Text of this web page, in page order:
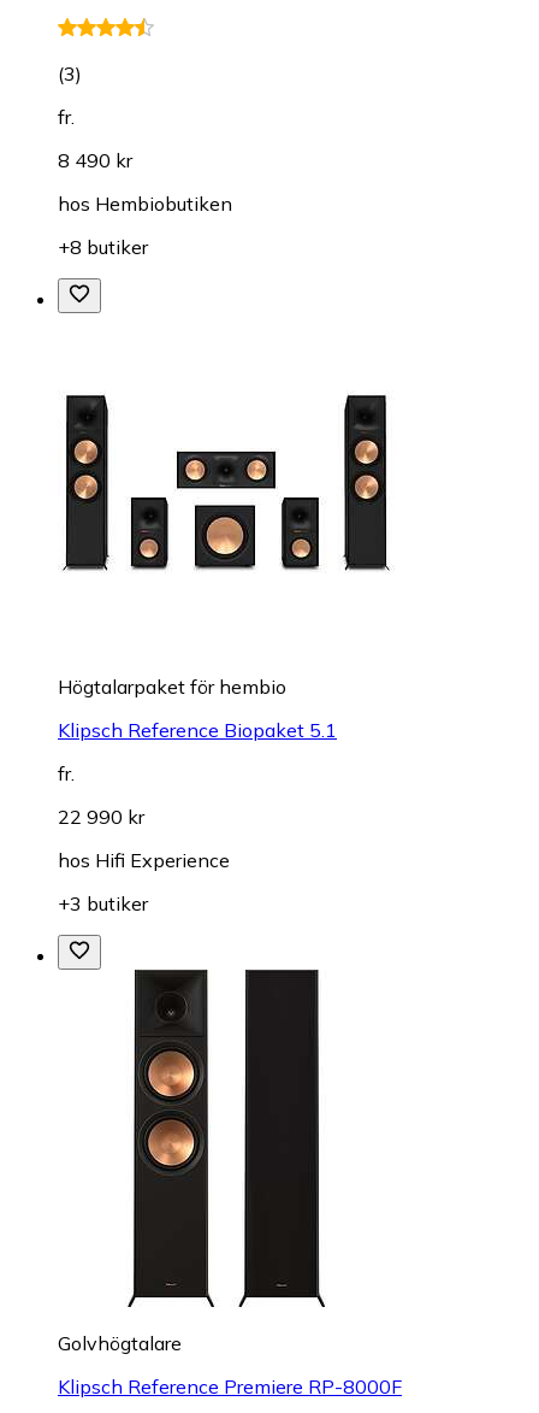
(3)
fr.
8 490 kr
hos Hembiobutiken
+8 butiker
Högtalarpaket för hembio
Klipsch Reference Biopaket 5.1
fr.
22 990 kr
hos Hifi Experience
+3 butiker
Golvhögtalare
Klipsch Reference Premiere RP-8000F